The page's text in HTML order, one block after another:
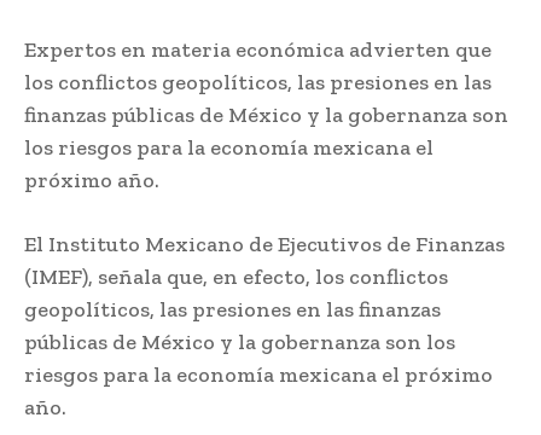
Expertos en materia económica advierten que
los conflictos geopolíticos, las presiones en las
finanzas públicas de México y la gobernanza son
los riesgos para la economía mexicana el
próximo año.
El Instituto Mexicano de Ejecutivos de Finanzas
(IMEF), señala que, en efecto, los conflictos
geopolíticos, las presiones en las finanzas
públicas de México y la gobernanza son los
riesgos para la economía mexicana el próximo
año.